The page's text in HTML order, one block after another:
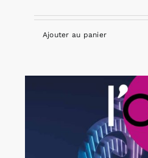
Ajouter au panier